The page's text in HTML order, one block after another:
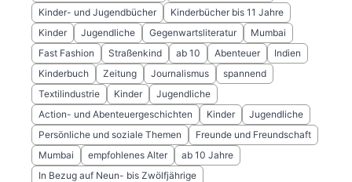
Kinder- und Jugendbücher
Kinderbücher bis 11 Jahre
Kinder
Jugendliche Gegenwartsliteratur
Mumbai
Fast Fashion
Straßenkind ab 10 Abenteuer
Indien
Kinderbuch
Zeitung Journalismus
spannend
Textilindustrie
Kinder
Jugendliche
Action- und Abenteuergeschichten
Kinder
Jugendliche
Persönliche und soziale Themen
Freunde und Freundschaft
Mumbai
empfohlenes Alter
ab 10 Jahre
In Bezug auf Neun- bis Zwölfjährige